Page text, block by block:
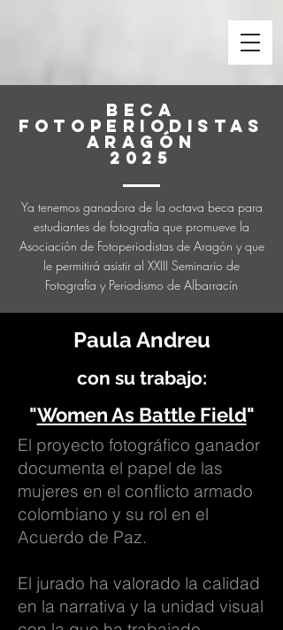
BECA
FOTOPERIODISTAS
ARAGÓN
2025
Ya tenemos ganadora de la octava beca para
estudiantes de fotografía que promueve la
Asociación de Fotoperiodistas de Aragón y que
le permitirá asistir al XXIII Seminario de
Fotografía y Periodismo de Albarracín
Paula Andreu
con su trabajo:
"Women As Battle Field"
El proyecto fotográfico ganador
documenta el papel de las
mujeres en el conflicto armado
colombiano y su rol en el
Acuerdo de Paz.
El jurado ha valorado la calidad
en la narrativa y la unidad visual